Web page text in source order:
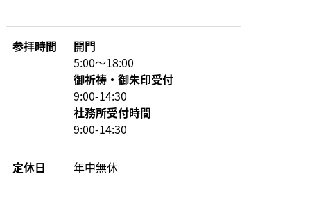
参拝時間
開門
5:00〜18:00
御祈祷・御朱印受付
9:00-14:30
社務所受付時間
9:00-14:30
定休日 年中無休